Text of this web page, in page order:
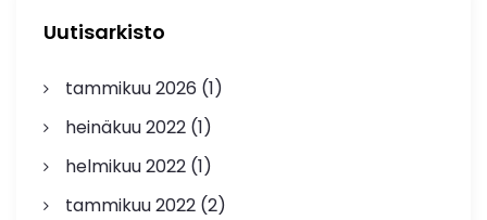
Uutisarkisto
tammikuu 2026 (1)
heinäkuu 2022(1)
helmikuu 2022(1)
tammikuu 2022(2)